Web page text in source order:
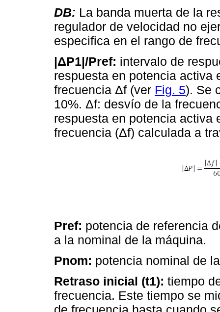
DB: La banda muerta de la
regulador de velocidad no
especifica en el rango de
|ΔP1|/Pref: intervalo de
respuesta en potencia activa
frecuencia Δf (ver Fig. 5). Se
10%. Δf: desvío de la
respuesta en potencia activa
frecuencia (Δf) calculada a
Pref: potencia de referencia
a la nominal de la máquina.
Pnom: potencia nominal de
Retraso inicial (t1): tiempo
frecuencia. Este tiempo se